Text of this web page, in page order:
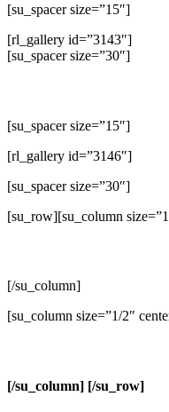
[su_spacer size=”15″]
[rl_gallery id=”3143″]
[su_spacer size=”30″]
[su_spacer size=”15″]
[rl_gallery id=”3146″]
[su_spacer size=”30″]
[su_row][su_column
[/su_column]
[su_column size=”1/2″
[/su_column] [/su_row]